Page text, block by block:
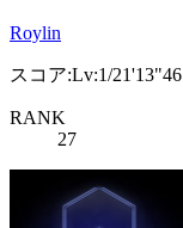
Roylin
スコア:Lv:1/21'13"46
RANK
27